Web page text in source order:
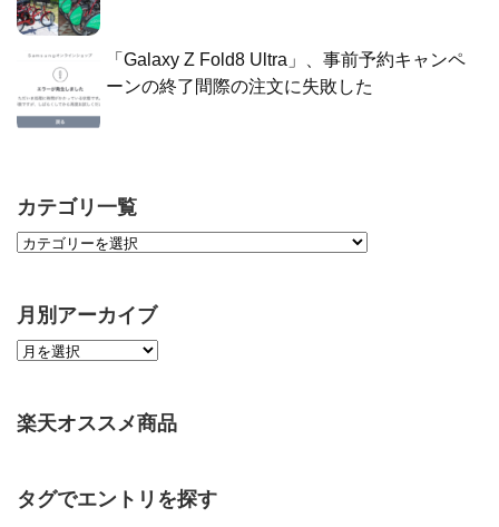
「Galaxy Z Fold8 Ultra」、事前予約キャンペ
ーンの終了間際の注文に失敗した
カテゴリ一覧
月別アーカイブ
楽天オススメ商品
タグでエントリを探す